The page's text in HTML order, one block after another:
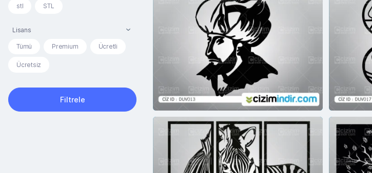
stl STL
Lisans
Tümü Premium Ücretli
Ücretsiz
Filtrele